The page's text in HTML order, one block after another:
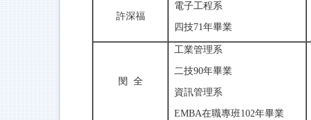
許深福
電子工程系
四技71年畢業
閔 全
工業管理系
二技90年畢業
資訊管理系
EMBA在職專班102年畢業